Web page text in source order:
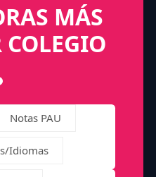
MÁS
Notas PAU
Idiomas